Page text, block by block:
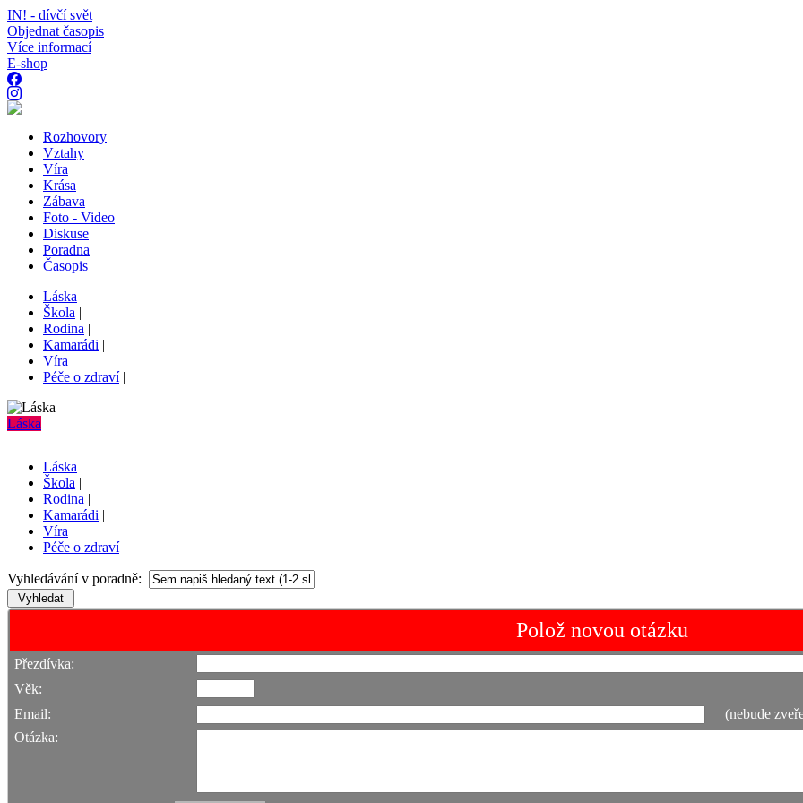
IN! - dívčí svět
Objednat časopis
Více informací
E-shop
Rozhovory
Vztahy
Víra
Krása
Zábava
Foto - Video
Diskuse
Poradna
Časopis
Láska |
Škola |
Rodina |
Kamarádi |
Víra |
Péče o zdraví|
Láska
Láska |
Škola |
Rodina |
Kamarádi |
Víra |
Péče o zdraví
Vyhledávání v poradně:
Polož novou otázku
Přezdívka:
Věk:
Email:
(nebude
Otázka: